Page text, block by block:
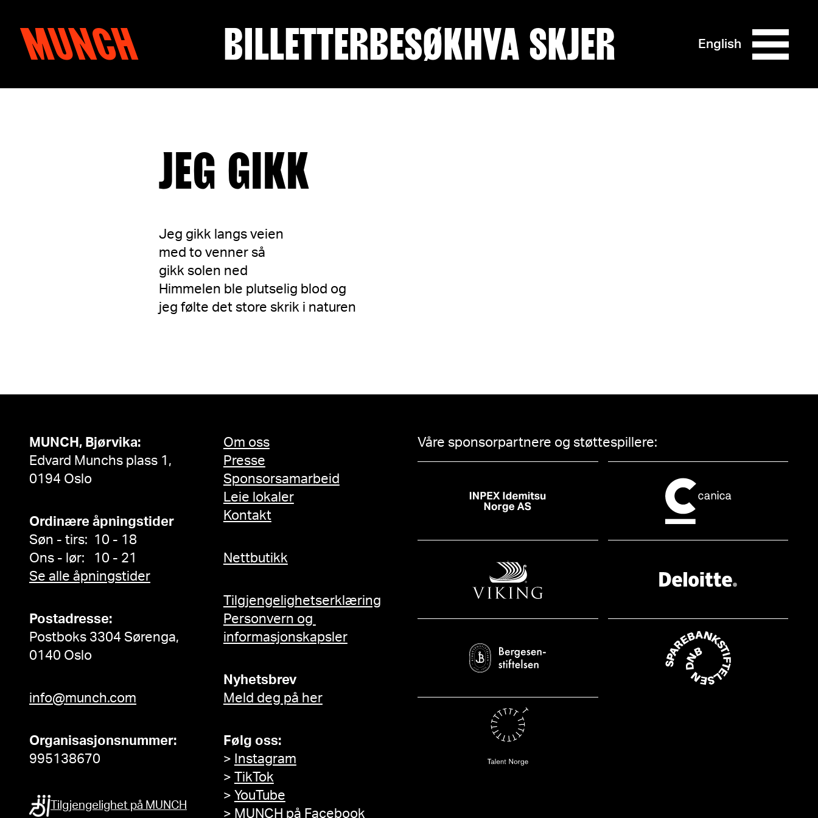
MUNCH BILLETTERBESØKHVA SKJER English
JEG GIKK
Jeg gikk langs veien
med to venner så
gikk solen ned
Himmelen ble plutselig blod og
jeg følte det store skrik i naturen
MUNCH, Bjørvika:
Edvard Munchs plass 1,
0194 Oslo
Ordinære åpningstider
Søn - tirs: 10 - 18
Ons - lør: 10 - 21
Se alle åpningstider
Postadresse:
Postboks 3304 Sørenga,
0140 Oslo
info@munch.com
Organisasjonsnummer:
995138670
Tilgjengelighet på MUNCH
Om oss
Presse
Sponsorsamarbeid
Leie lokaler
Kontakt
Nettbutikk
Tilgjengelighetserklæring
Personvern og
informasjonskapsler
Nyhetsbrev
Meld deg på her
Følg oss:
> Instagram
> TikTok
> YouTube
> MUNCH på Facebook
Våre sponsorpartnere og støttespillere: